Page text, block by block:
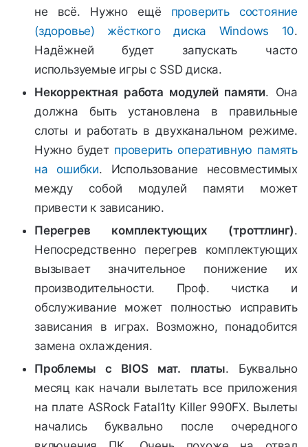
не всё. Нужно ещё проверить состояние
(здоровье) жёсткого диска Windows 10.
Надёжней будет запускать часто
используемые игры с SSD диска.
Некорректная работа модулей памяти. Она
должна быть установлена в правильные
слоты и работать в двухканальном режиме.
Нужно будет проверить оперативную память
на ошибки. Использование несовместимых
между собой модулей памяти может
привести к зависанию.
Перегрев комплектующих (троттлинг).
Непосредственно перегрев комплектующих
вызывает значительное понижение их
производительности. Проф. чистка и
обслуживание может полностью исправить
зависания в играх. Возможно, понадобится
замена охлаждения.
Проблемы с BIOS мат. платы. Буквально
месяц как начали вылетать все приложения
на плате ASRock Fatal1ty Killer 990FX. Вылеты
начались буквально после очередного